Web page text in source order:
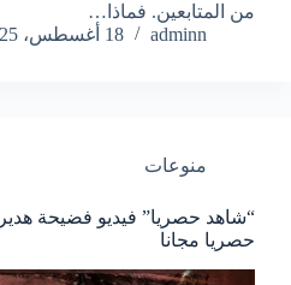
من المتابعين. فماذا…
adminn
18 أغسطس، 2025
منوعات
حصريا مجانا